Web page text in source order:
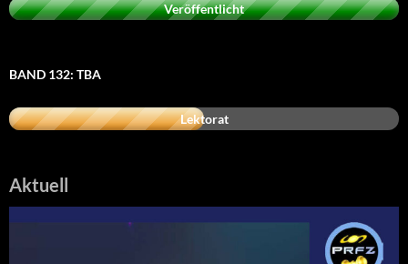
Veröffentlicht
BAND 132: TBA
Lektorat
Aktuell